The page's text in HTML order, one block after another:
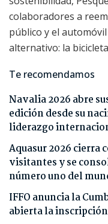
colaboradores a
público y el
alternativo: la
Te recomendamos
Navalia 2026 abre
edición desde su
liderazgo
Aquasur 2026 cierra
visitantes y se
número uno del
IFFO anuncia la
abierta la